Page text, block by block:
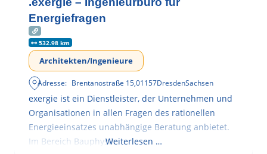
Energiefragen
532.98 km
Architekten/Ingenieure
Adresse: Brentanostraße 15,01157DresdenSachsen
exergie ist ein Dienstleister, der Unternehmen und
Organisationen in allen Fragen des rationellen
Energieeinsatzes unabhängige Beratung anbietet.
Im Bereich BauphysikWeiterlesen …